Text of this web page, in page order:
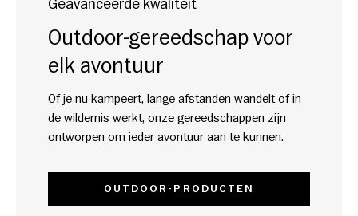
Geavanceerde kwaliteit
Outdoor-gereedschap voor
elk avontuur
Of je nu kampeert, lange afstanden wandelt of in
de wildernis werkt, onze gereedschappen zijn
ontworpen om ieder avontuur aan te kunnen.
OUTDOOR-PRODUCTEN